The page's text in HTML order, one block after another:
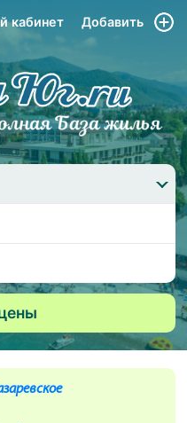
кабинет Добавить